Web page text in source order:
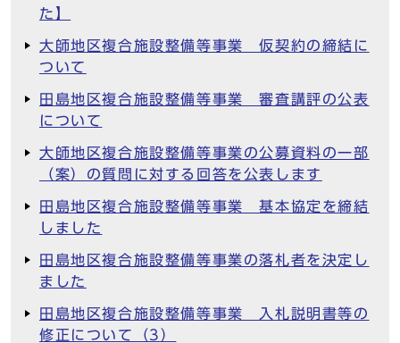
た】
大師地区複合施設整備等事業 仮契約の締結に
ついて
田島地区複合施設整備等事業 審査講評の公表
について
大師地区複合施設整備等事業の公募資料の一部
（案）の質問に対する回答を公表します
田島地区複合施設整備等事業 基本協定を締結
しました
田島地区複合施設整備等事業の落札者を決定し
ました
田島地区複合施設整備等事業 入札説明書等の
修正について（3）